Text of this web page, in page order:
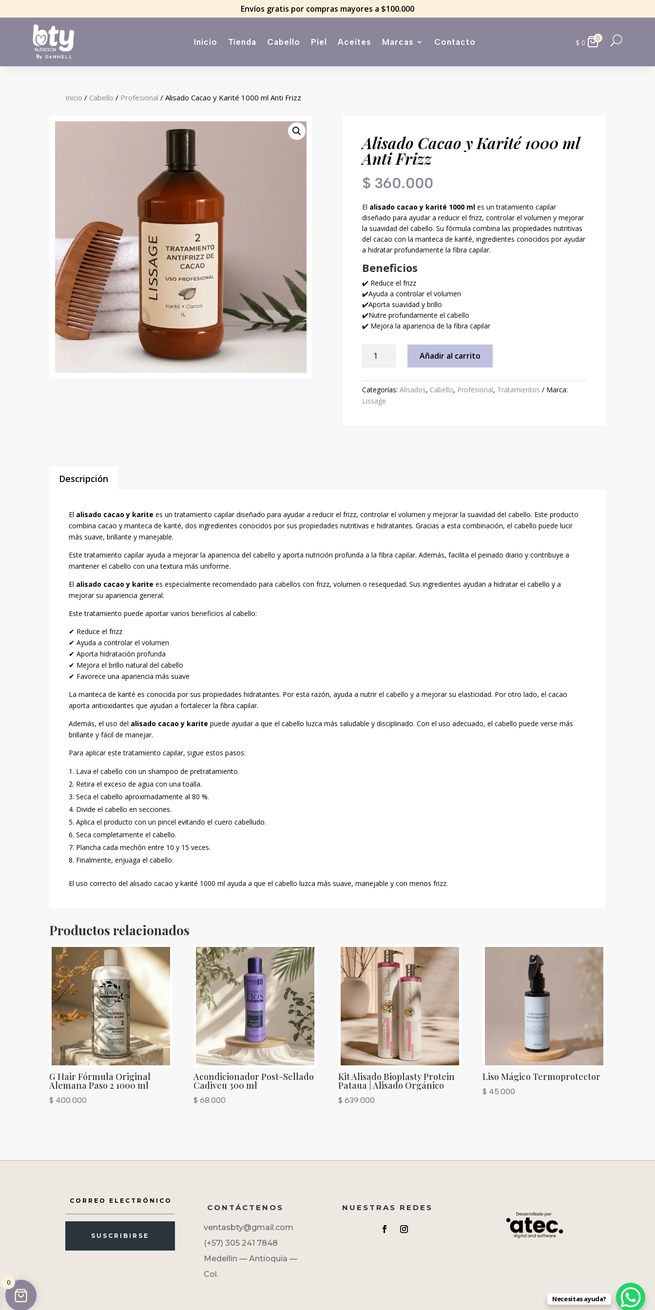
Envíos gratis por compras mayores a $100.000
Inicio Tienda Cabello Piel Aceites Marcas Contacto $ 0 0 U
Inicio / Cabello / Profesional / Alisado Cacao y Karité 1000 ml Anti Frizz
Alisado Cacao y Karité 1000 ml
Anti Frizz
$ 360.000
El alisado cacao y karité 1000 ml es un tratamiento capilar
diseñado para ayudar a reducir el frizz, controlar el volumen y mejorar
la suavidad del cabello. Su fórmula combina las propiedades nutritivas
del cacao con la manteca de karité, ingredientes conocidos por ayudar
a hidratar profundamente la fibra capilar.
Beneficios
✔️ Reduce el frizz
✔️Ayuda a controlar el volumen
✔️Aporta suavidad y brillo
✔️Nutre profundamente el cabello
✔️ Mejora la apariencia de la fibra capilar
Cacao
Karité
1000
ml
Añadir al carrito
Categorías:Alisados, Cabello, Profesional, Tratamientos
Marca:
Lissage
Descripción
El alisado cacao y karite es un tratamiento capilar diseñado para ayudar a reducir el frizz, controlar el volumen y mejorar la suavidad del cabello. Este producto
combina cacao y manteca de karité, dos ingredientes conocidos por sus propiedades nutritivas e hidratantes. Gracias a esta combinación, el cabello puede lucir
más suave, brillante y manejable.
Este tratamiento capilar ayuda a mejorar la apariencia del cabello y aporta nutrición profunda a la fibra capilar. Además, facilita el peinado diario y contribuye a
mantener el cabello con una textura más uniforme.
El alisado cacao y karite es especialmente recomendado para cabellos con frizz, volumen o resequedad. Sus ingredientes ayudan a hidratar el cabello y a
mejorar su apariencia general.
Este tratamiento puede aportar varios beneficios al cabello:
✔ Reduce el frizz
✔ Ayuda a controlar el volumen
✔ Aporta hidratación profunda
✔ Mejora el brillo natural del cabello
✔ Favorece una apariencia más suave
La manteca de karité es conocida por sus propiedades hidratantes. Por esta razón, ayuda a nutrir el cabello y a mejorar su elasticidad. Por otro lado, el cacao
aporta antioxidantes que ayudan a fortalecer la fibra capilar.
Además, el uso del alisado cacao y karite puede ayudar a que el cabello luzca más saludable y disciplinado. Con el uso adecuado, el cabello puede verse más
brillante y fácil de manejar.
Para aplicar este tratamiento capilar, sigue estos pasos:
Lava el cabello con un shampoo de pretratamiento.
Retira el exceso de agua con una toalla.
Seca el cabello aproximadamente al 80 %.
Divide el cabello en secciones.
Aplica el producto con un pincel evitando el cuero cabelludo.
Seca completamente el cabello.
Plancha cada mechón entre 10 y 15 veces.
Finalmente, enjuaga el cabello.
El uso correcto del alisado cacao y karité 1000 ml ayuda a que el cabello luzca más suave, manejable y con menos frizz.
Productos relacionados
G Hair Fórmula Original
Alemana Paso 2 1000 ml
$ 400.000
Acondicionador Post-Sellado
Cadiveu 300 ml
$ 68.000
Kit Alisado Bioplasty Protein
Pataua | Alisado Orgánico
$ 639.000
Liso Mágico Termoprotector
$ 45.000
SUSCRIBIRSE
CONTÁCTENOS
ventasbty@gmail.com
(+57) 305 241 7848
Medellín — Antioquia —
Col.
NUESTRAS REDES
Necesitas ayuda?
0